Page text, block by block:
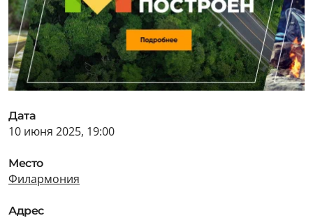
Дата
10 июня 2025, 19:00
Место
Филармония
Адрес